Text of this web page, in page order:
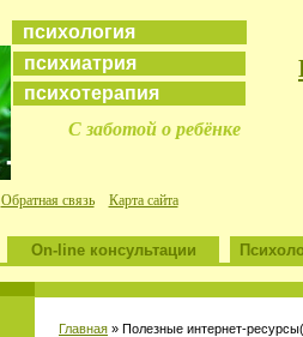
психология
психиатрия
психотерапия
С заботой о ребёнке
Обратная связь Карта сайта
On-line консультации
Главная » Полезные интернет-ресурсы(